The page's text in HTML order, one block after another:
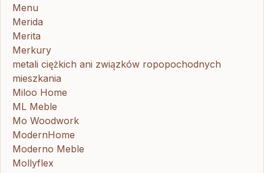
Menu
Merida
Merita
Merkury
metali ciężkich ani związków ropopochodnych
mieszkania
Miloo Home
ML Meble
Mo Woodwork
ModernHome
Moderno Meble
Mollyflex